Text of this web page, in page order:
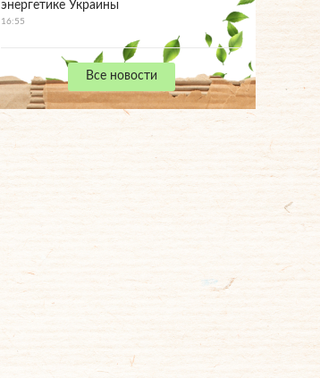
энергетике Украины
16:55
Все новости